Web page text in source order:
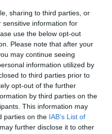
sharing to third parties, or
sensitive information for
use the below opt-out
Please note that after your
may continue seeing
information utilized by
to third parties prior to
opt-out of the further
by third parties on the
This information may
parties on the IAB’s List of
further disclose it to other
sino deportes urbanos”
un circuito de
a la ciudad como
, con un modelo
profesional y el ocio
que permiten activar
como en el digital.
parte de lasUrban
engloba todas las